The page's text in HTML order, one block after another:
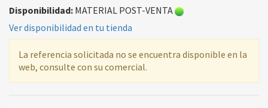
Disponibilidad: MATERIAL POST-VENTA
Ver disponibilidad en tu tienda
La referencia solicitada no se encuentra disponible en la
web, consulte con su comercial.